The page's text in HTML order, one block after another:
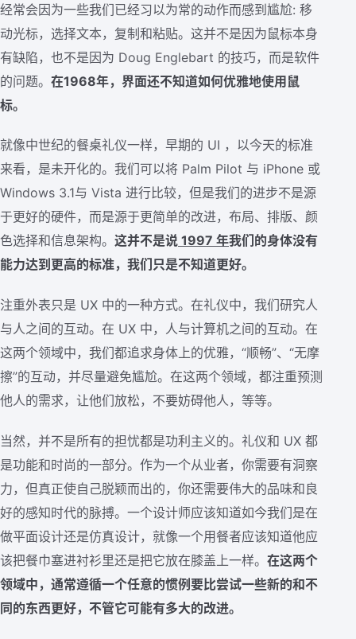
经常会因为一些我们已经习以为常的动作而感到尴尬: 移
动光标，选择文本，复制和粘贴。这并不是因为鼠标本身
有缺陷，也不是因为 Doug Englebart 的技巧，而是软件
的问题。 在1968年，界面还不知道如何优雅地使用鼠
标。
就像中世纪的餐桌礼仪一样，早期的 UI ，以今天的标准
来看，是未开化的。我们可以将 Palm Pilot 与 iPhone 或
Windows 3.1与 Vista 进行比较，但是我们的进步不是源
于更好的硬件，而是源于更简单的改进，布局、排版、颜
色选择和信息架构。 这并不是说 1997 年我们的身体没有
能力达到更高的标准，我们只是不知道更好。
注重外表只是 UX 中的一种方式。在礼仪中，我们研究人
与人之间的互动。在 UX 中，人与计算机之间的互动。在
这两个领域中，我们都追求身体上的优雅，“顺畅”、“无摩
擦”的互动，并尽量避免尴尬。在这两个领域，都注重预测
他人的需求，让他们放松，不要妨碍他人，等等。
当然，并不是所有的担忧都是功利主义的。礼仪和 UX 都
是功能和时尚的一部分。作为一个从业者，你需要有洞察
力，但真正使自己脱颖而出的，你还需要伟大的品味和良
好的感知时代的脉搏。一个设计师应该知道如今我们是在
做平面设计还是仿真设计，就像一个用餐者应该知道他应
该把餐巾塞进衬衫里还是把它放在膝盖上一样。 在这两个
领域中，通常遵循一个任意的惯例要比尝试一些新的和不
同的东西更好，不管它可能有多大的改进。